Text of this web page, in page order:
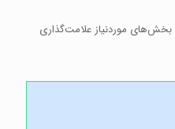
بخش‌های موردنیاز علامت‌گذاری